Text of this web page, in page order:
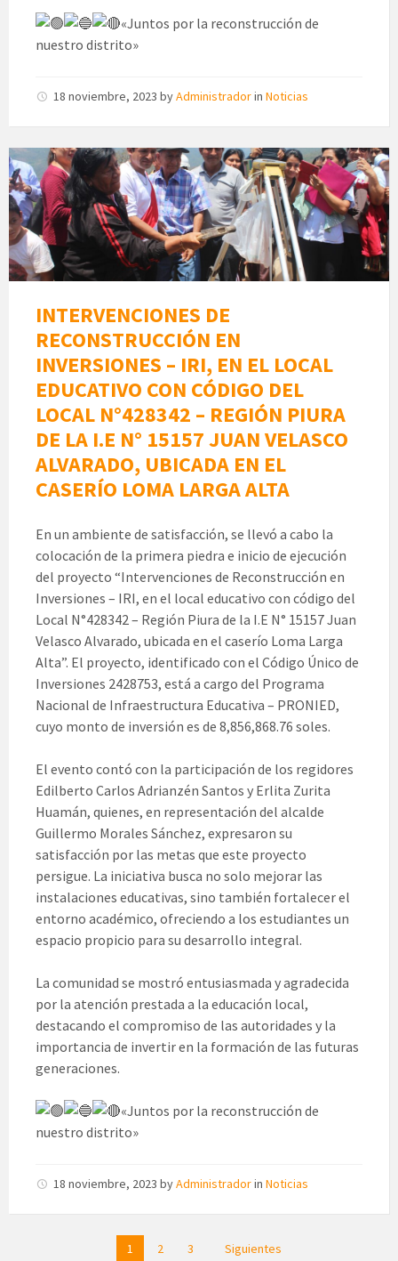
«Juntos por la reconstrucción de
nuestro distrito»
18 noviembre, 2023 byAdministradorin Noticias
INTERVENCIONES DE
RECONSTRUCCIÓN EN
INVERSIONES – IRI, EN EL LOCAL
EDUCATIVO CON CÓDIGO DEL
LOCAL N°428342 – REGIÓN PIURA
DE LA I.E N° 15157 JUAN VELASCO
ALVARADO, UBICADA EN EL
CASERÍO LOMA LARGA ALTA
En un ambiente de satisfacción, se llevó a cabo la
colocación de la primera piedra e inicio de ejecución
del proyecto “Intervenciones de Reconstrucción en
Inversiones – IRI, en el local educativo con código del
Local N°428342 – Región Piura de la I.E N° 15157 Juan
Velasco Alvarado, ubicada en el caserío Loma Larga
Alta”. El proyecto, identificado con el Código Único de
Inversiones 2428753, está a cargo del Programa
Nacional de Infraestructura Educativa – PRONIED,
cuyo monto de inversión es de 8,856,868.76 soles.
El evento contó con la participación de los regidores
Edilberto Carlos Adrianzén Santos y Erlita Zurita
Huamán, quienes, en representación del alcalde
Guillermo Morales Sánchez, expresaron su
satisfacción por las metas que este proyecto
persigue. La iniciativa busca no solo mejorar las
instalaciones educativas, sino también fortalecer el
entorno académico, ofreciendo a los estudiantes un
espacio propicio para su desarrollo integral.
La comunidad se mostró entusiasmada y agradecida
por la atención prestada a la educación local,
destacando el compromiso de las autoridades y la
importancia de invertir en la formación de las futuras
generaciones.
«Juntos por la reconstrucción de
nuestro distrito»
18 noviembre, 2023 byAdministradorin Noticias
1 2 3 Siguientes